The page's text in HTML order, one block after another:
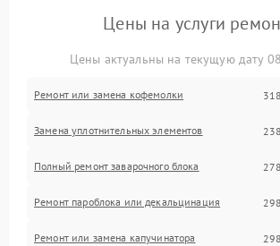
Цены на услуги
Цены актуальны на текущую дату
Ремонт или замена кофемолки
Замена уплотнительных элементов
Полный ремонт заварочного блока
Ремонт пароблока или декальцинация
Ремонт или замена капучинатора